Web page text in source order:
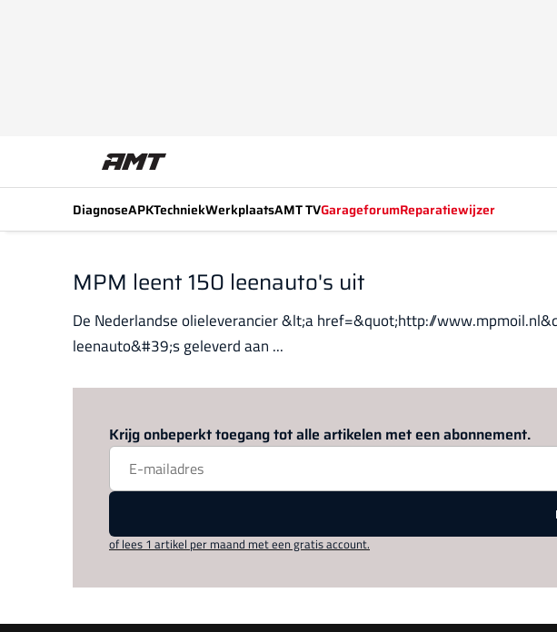
DiagnoseAPKTechniekWerkplaatsAMT TVGarageforumReparatiewijzer
MPM leent 150 leenauto's uit
De Nederlandse olieleverancier &lt;a href=&quot;http://
leenauto&#39;s geleverd aan ...
Krijg onbeperkt toegang tot alle artikelen met een abonnement.
of lees 1 artikel per maand met een gratis account.